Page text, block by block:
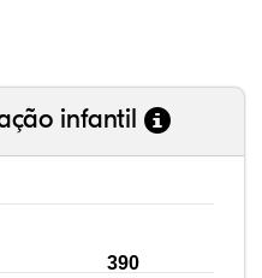
infantil
390